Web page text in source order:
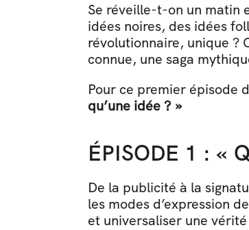
Se réveille-t-on un matin
idées noires, des idées
révolutionnaire, unique ?
connue, une saga
Pour ce premier épisode
qu’une idée ? »
ÉPISODE 1 : «
De la publicité à la
les modes d’expression
et universaliser une